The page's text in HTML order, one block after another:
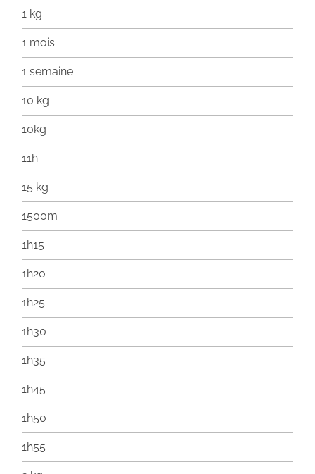
1 kg
1 mois
1 semaine
10 kg
10kg
11h
15 kg
1500m
1h15
1h20
1h25
1h30
1h35
1h45
1h50
1h55